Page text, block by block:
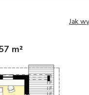
Jak
m²